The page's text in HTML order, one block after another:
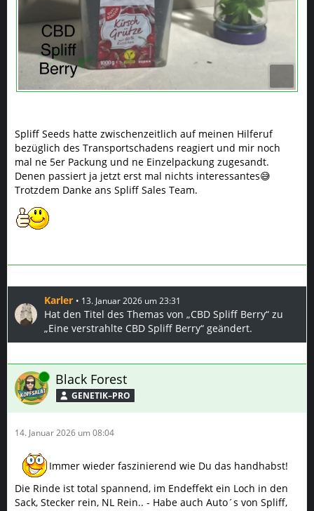
Spliff Seeds hatte zwischenzeitlich auf meinen Hilferuf
bezüglich des Transportschadens reagiert und mir noch
mal ne 5er Packung und ne Einzelpackung zugesandt.
Denen passiert ja jetzt erst mal nichts interessantes😅
Trotzdem Danke ans Spliff Sales Team.
Karler 13. Januar 2026 um 23:31
Hat den Titel des Themas von „CBD Spliff Berry“ zu
„Eine verstrahlte CBD Spliff Berry“ geändert.
Online Black Forest
GENETIK–PRO
14. Januar 2026 um 08:04
Immer wieder faszinierend wie Du das handhabst!
Die Rinde ist total spannend, im Endeffekt ein Loch in den
Sack, Stecker rein, NL Rein.. - Habe auch Auto´s von Spliff,